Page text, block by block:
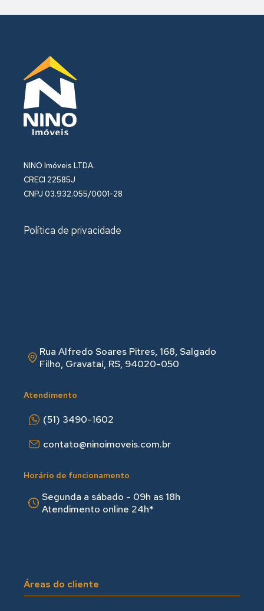
NINO Imóveis LTDA.
CRECI 22585J
CNPJ 03.932.055/0001-28
Política de privacidade
Rua Alfredo Soares Pitres, 168, Salgado
Filho, Gravataí, RS, 94020-050
Atendimento
(51) 3490-1602
contato@ninoimoveis.com.br
Horário de funcionamento
Segunda a sábado - 09h as 18hㅤㅤ
Atendimento online 24h*
Áreas do cliente